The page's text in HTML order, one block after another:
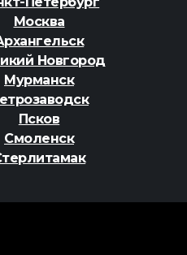
Москва
Новгород
Мурманск
Псков
Смоленск